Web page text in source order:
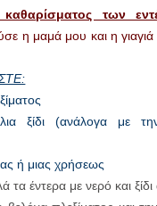
καθαρίσματος των
η μαμά μου και η
ξίδι (ανάλογα με
ή μιας χρήσεως
τα έντερα με νερό και